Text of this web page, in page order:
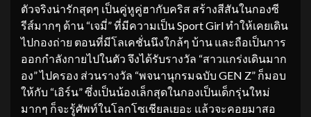
ตัวจริงน่ารักสุดๆ เป็นคู่หูคู่ฮากับคริส สร้างสีสันในกองซี
รีส์มากๆ ด้าน “เจมี่” ที่มีความเป็น Sport Girl ทำให้เคยเดิน
ไปกองถ่าย ตอนที่มีโลเคชั่นนึงใกล้ๆ บ้าน และถือเป็นการ
ออกกำลังกายไปในตัว จึงได้รับรางวัล “สาวแกร่งเดินมาก
อง” ไปครอง ส่วนรางวัล “พจนานุกรมฉบับ GEN Z” ก็มอบ
ให้กับ “เอิร์น” ซึ่งเป็นน้องเล็กสุดในกองเป็นเด็กรุ่นใหม่
มากๆ ก็จะรู้ศัพท์ในโลกโซเชียลเยอะ แล้วจะคอยมาสอ